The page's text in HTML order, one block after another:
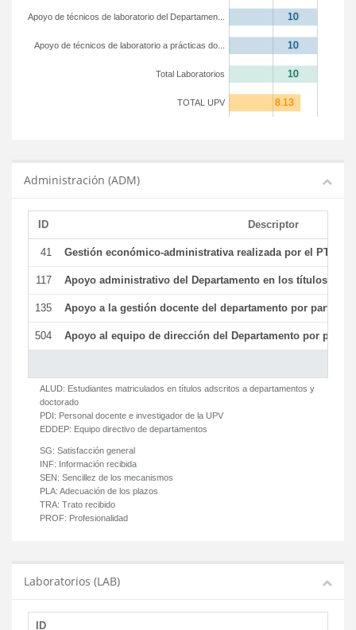
TOTAL UPV
Total Laboratorios
Apoyo de técnicos de laboratorio a prácticas do...
Apoyo de técnicos de laboratorio del Departamen...
Administración (ADM)
ID Descriptor
41 Gestión económico-administrativa realizada por el PTGAS
117 Apoyo administrativo del Departamento en los títulos de
135 Apoyo a la gestión docente del departamento por parte
504 Apoyo al equipo de dirección del Departamento por parte
ALUD: Estudiantes matriculados en títulos adscritos a departamentos y
doctorado
PDI: Personal docente e investigador de la UPV
EDDEP: Equipo directivo de departamentos
SG: Satisfacción general
INF: Información recibida
SEN: Sencillez de los mecanismos
PLA: Adecuación de los plazos
TRA: Trato recibido
PROF: Profesionalidad
Laboratorios (LAB)
ID